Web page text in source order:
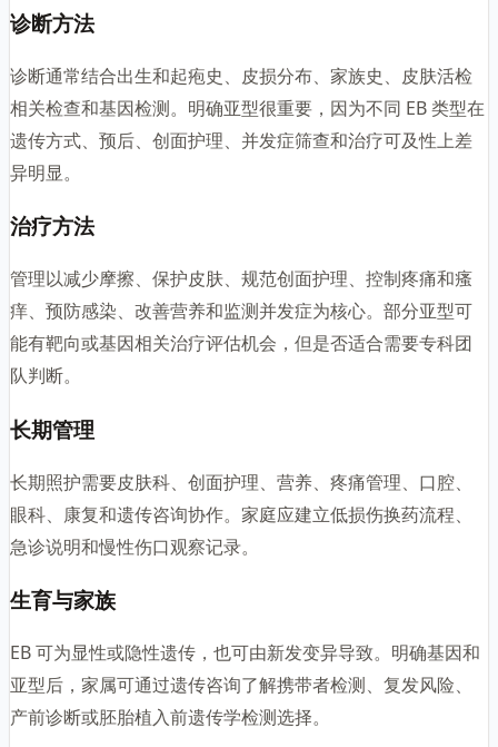
诊断方法
诊断通常结合出生和起疱史、皮损分布、家族史、皮肤活检
相关检查和基因检测。明确亚型很重要，因为不同 EB 类型在
遗传方式、预后、创面护理、并发症筛查和治疗可及性上差
异明显。
治疗方法
管理以减少摩擦、保护皮肤、规范创面护理、控制疼痛和瘙
痒、预防感染、改善营养和监测并发症为核心。部分亚型可
能有靶向或基因相关治疗评估机会，但是否适合需要专科团
队判断。
长期管理
长期照护需要皮肤科、创面护理、营养、疼痛管理、口腔、
眼科、康复和遗传咨询协作。家庭应建立低损伤换药流程、
急诊说明和慢性伤口观察记录。
生育与家族
EB 可为显性或隐性遗传，也可由新发变异导致。明确基因和
亚型后，家属可通过遗传咨询了解携带者检测、复发风险、
产前诊断或胚胎植入前遗传学检测选择。